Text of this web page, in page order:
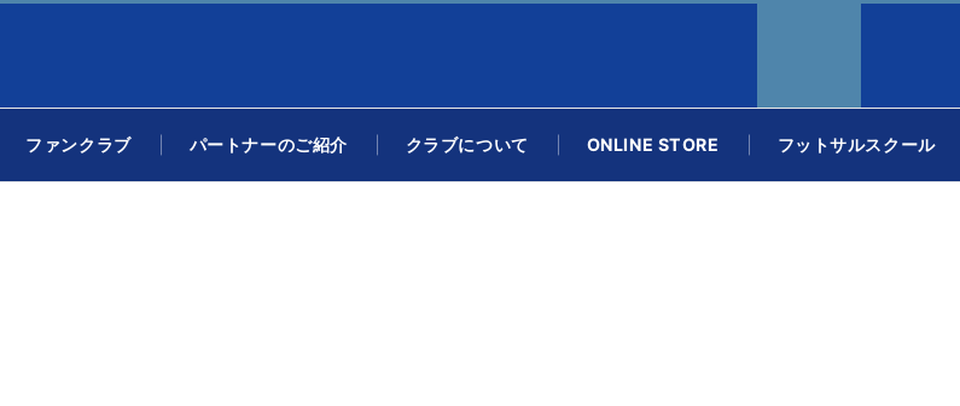
ファンクラブ パートナーのご紹介 クラブについて ONLINE STORE フットサルスクール